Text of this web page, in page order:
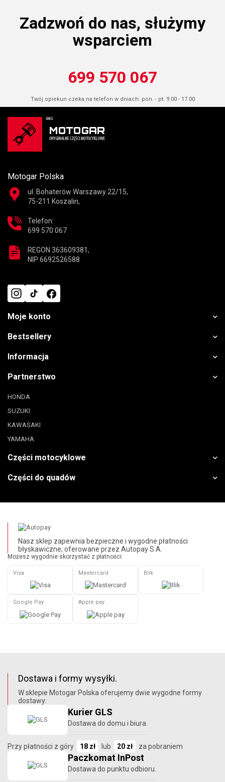
Zadzwoń do nas, służymy
wsparciem
699 570 067
Twój opiekun czeka na telefon w dniach: pon. - pt. 9.00 - 17.00
Motogar Polska
ul. Bohaterów Warszawy 22/15,
75-211 Koszalin,
Telefon:
699 570 067
REGON 363609381,
NIP 6692526588
Moje konto
Bestsellery
Informacja
Partnerstwo
HONDA
SUZUKI
KAWASAKI
YAMAHA
Części motocyklowe
Części do quadów
Nasz sklep zapewnia bezpieczne i wygodne płatności
błyskawiczne, oferowane przez Autopay S.A.
Możesz wygodnie skorzystać z płatności:
Visa Mastercard Blik
Google Pay Apple pay
Dostawa i formy wysyłki.
W sklepie Motogar Polska oferujemy dwie wygodne formy
dostawy:
Kurier GLS
Dostawa do domu i biura.
Przy płatności z góry 18 zł lub 20 zł za pobraniem
Paczkomat InPost
Dostawa do punktu odbioru.